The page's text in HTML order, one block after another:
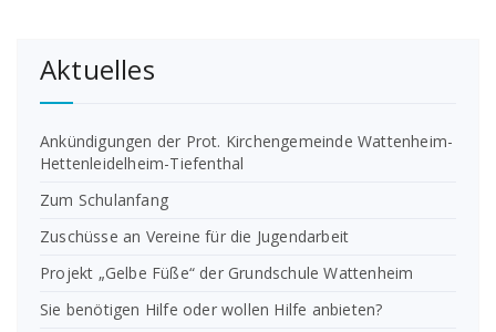
Aktuelles
Ankündigungen der Prot. Kirchengemeinde Wattenheim-
Hettenleidelheim-Tiefenthal
Zum Schulanfang
Zuschüsse an Vereine für die Jugendarbeit
Projekt „Gelbe Füße“ der Grundschule Wattenheim
Sie benötigen Hilfe oder wollen Hilfe anbieten?